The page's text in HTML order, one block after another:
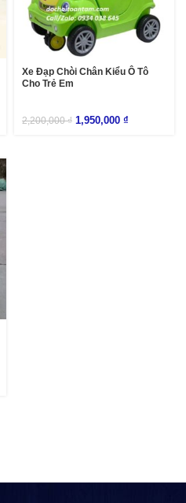
Xe Đạp Chòi Chân Kiểu Ô Tô
Cho Trẻ Em
2,200,000₫ 1,950,000 ₫